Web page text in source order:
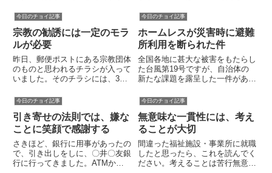
その温厚なイメージとは、うらは
らに暗い過去が存在している点
が、彼の魅力を引き立てていると
感じるからです。父親の逮捕母
子...
ました。不正の理由は、自身が経
営していた障害者施設の経営悪化
の補填のためとのことです。別の
事件では、介護支援事務所を経...
今日のチョイ記事
宗教の勧誘には一定のモラ
ルが必要
昨日、郵便ポストにある宗教団体
のものと思われるチラシが入って
いました。そのチラシには、3日
ある「業」が身について、その業
によってあらゆる悩みが解決する
という主旨のことが書いてありま
した。人それぞれ悩みは多様で
今日のチョイ記事
ホームレスが災害時に避難
所利用を断られた件
全国各地に甚大な被害をもたらし
た台風第19号ですが、自治体の
新たな課題を露呈した一件があり
難者の避難所への利用拒否です」
理由は住民票がないからという不
可解なものです。この自治体は。
路上生活者が多くいる地区とし
今日のチョイ記事
引き寄せの法則では、嫌な
ことに笑顔で感謝する
さきほど、銀行に用事があったの
で、引き出しをしに、〇井〇友銀
行に行ってきました。ATMから
今日のチョイ記事
無意味な一貫性には、考え
ることが大切
間違った福祉施設・事業所に就職
したと思ったら、これを読んでく
ださい。考えることは苦行無意味